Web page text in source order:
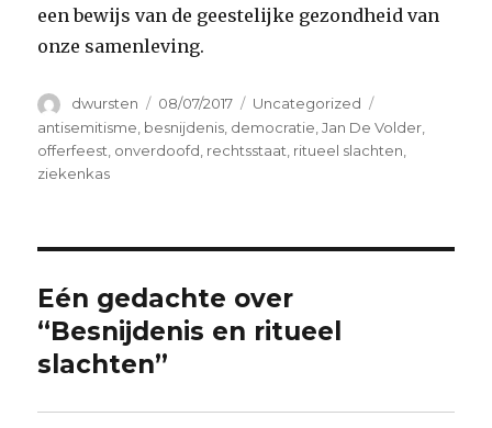
een bewijs van de geestelijke gezondheid van
onze samenleving.
Auteur
dwursten
Geplaatst
op
08/07/2017 Categorieën
Uncategorized
antisemitisme besnijdenis democratie ,Jan De Volder
offerfeest onverdoofd rechtsstaat ritueel slachten
ziekenkas
Eén gedachte over
“Besnijdenis en ritueel
slachten”